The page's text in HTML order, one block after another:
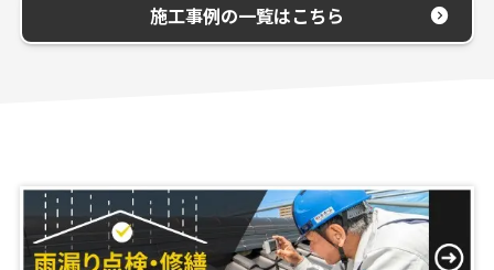
施工事例の一覧はこちら